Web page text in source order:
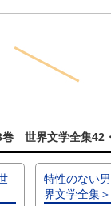
世界文学全集42
特性のない
界文学全集＞